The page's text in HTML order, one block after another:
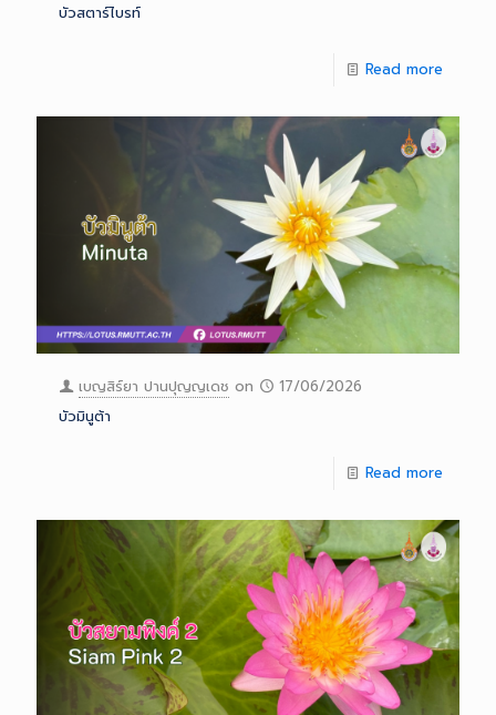
บัวสตาร์ไบรท์
Read more
เบญสิร์ยา ปานปุญญเดช on
17/06/2026
บัวมินูต้า
Read more